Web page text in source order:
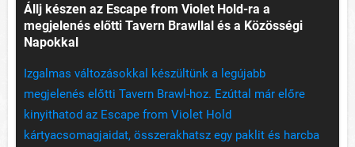
Állj készen az Escape from Violet Hold-ra a
megjelenés előtti Tavern Brawllal és a Közösségi
Napokkal
Izgalmas változásokkal készültünk a legújabb
megjelenés előtti Tavern Brawl-hoz. Ezúttal már előre
kinyithatod az Escape from Violet Hold
kártyacsomagjaidat, összerakhatsz egy paklit és harcba